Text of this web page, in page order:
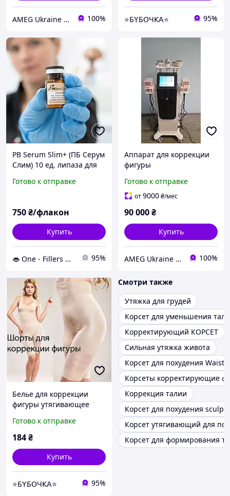
AMEG Ukraine АМЕГ УКРАИНА 100% ⭐Б𝖸Б𝖮Ч𝖪𝖠⭐ 95%
PB Serum Slim+ (ПБ Серум
Слим) 10 ед. липаза для
отложений и
Готово к отправке
750₴/флакон
Купить
👄 One - Fillers 💉 Филлеры | Токсины | Пилинг | Уколы красоты 👄 95%
Аппарат для коррекции
фигуры
VACUUM PRO PREMIUM
LIPO кавитация,
вакуум
Готово к отправке
от9000₴/мес
90 000₴
Купить
AMEG Ukraine АМЕГ УКРАИНА 100%
Белье для коррекции
фигуры утягивающее
Готово к отправке
184₴
Купить
⭐Б𝖸Б𝖮Ч𝖪𝖠⭐ 95%
Смотри также
Утяжка для грудей
Корсет для уменьшения
Корректирующий КОРСЕТ
Сильная утяжка живота
Корсет для похудения Waist
Корсеты корректирующие
Коррекция талии
Корсет для похудения
Корсет утягивающий для
Корсет для формирования